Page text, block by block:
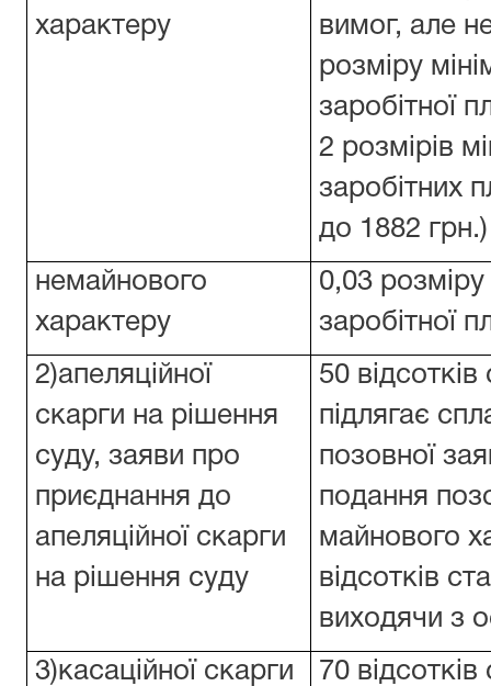
характеру
вимог, але
розміру
заробітної
2 розмірів
заробітних
до 1882 грн.)
немайнового
характеру
0,03 розміру
заробітної
2)апеляційної
скарги на рішення
суду, заяви про
приєднання до
апеляційної скарги
на рішення суду
50
підлягає
позовної
подання
майнового
відсотків
виходячи з
3)касаційної скарги
70